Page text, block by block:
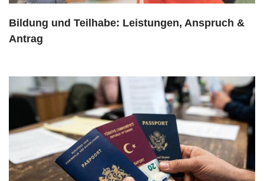
Bildung und Teilhabe: Leistungen, Anspruch &
Antrag